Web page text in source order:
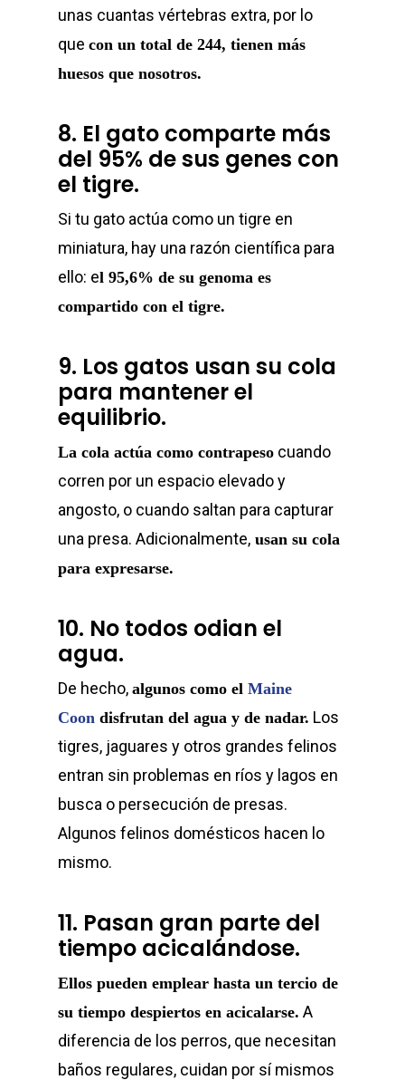
unas cuantas vértebras extra, por lo
que con un total de 244, tienen más
huesos que nosotros.
8. El gato comparte más
del 95% de sus genes con
el tigre.
Si tu gato actúa como un tigre en
miniatura, hay una razón científica para
ello: el 95,6% de su genoma es
compartido con el tigre.
9. Los gatos usan su cola
para mantener el
equilibrio.
La cola actúa como contrapeso cuando
corren por un espacio elevado y
angosto, o cuando saltan para capturar
una presa. Adicionalmente, usan su cola
para expresarse.
10. No todos odian el
agua.
De hecho, algunos como el Maine
Coon disfrutan del agua y de nadar. Los
tigres, jaguares y otros grandes felinos
entran sin problemas en ríos y lagos en
busca o persecución de presas.
Algunos felinos domésticos hacen lo
mismo.
11. Pasan gran parte del
tiempo acicalándose.
Ellos pueden emplear hasta un tercio de
su tiempo despiertos en acicalarse. A
diferencia de los perros, que necesitan
baños regulares, cuidan por sí mismos